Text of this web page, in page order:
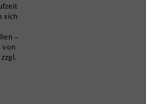
sich
–
von